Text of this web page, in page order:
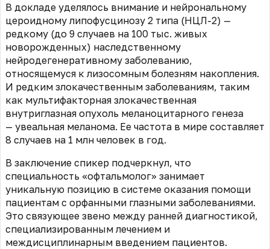
В докладе уделялось внимание и нейрональному
цероидному липофусцинозу 2 типа (НЦЛ-2) —
редкому (до 9 случаев на 100 тыс. живых
новорожденных) наследственному
нейродегенеративному заболеванию,
относящемуся к лизосомным болезням накопления.
И редким злокачественным заболеваниям, таким
как мультифакторная злокачественная
внутриглазная опухоль меланоцитарного генеза
— увеальная меланома. Ее частота в мире составляет
8 случаев на 1 млн человек в год.
В заключение спикер подчеркнул, что
специальность «офтальмолог» занимает
уникальную позицию в системе оказания помощи
пациентам с орфанными глазными заболеваниями.
Это связующее звено между ранней диагностикой,
специализированным лечением и
междисциплинарным введением пациентов.